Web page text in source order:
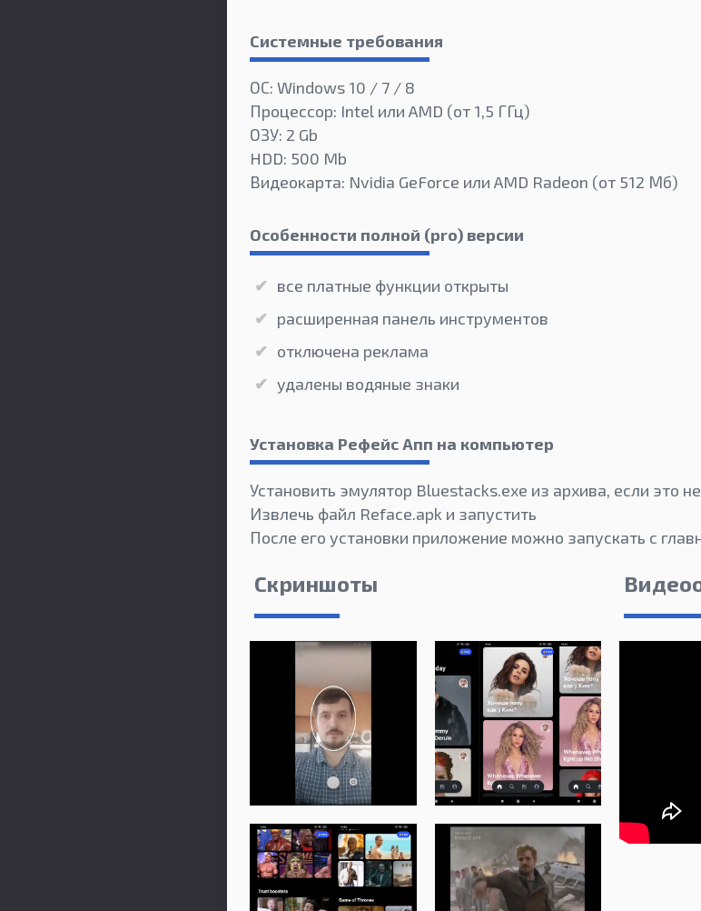
Системные требования
ОС: Windows 10 / 7 / 8
Процессор: Intel или AMD (от 1,5 ГГц)
ОЗУ: 2 Gb
HDD: 500 Mb
Видеокарта: Nvidia GeForce или AMD Radeon (от 512 Мб)
Особенности полной (pro) версии
все платные функции открыты
расширенная панель инструментов
отключена реклама
удалены водяные знаки
Установка Рефейс Апп на компьютер
Установить эмулятор Bluestacks.exe из архива, если это
Извлечь файл Reface.apk и запустить
После его установки приложение можно запускать с
Скриншоты